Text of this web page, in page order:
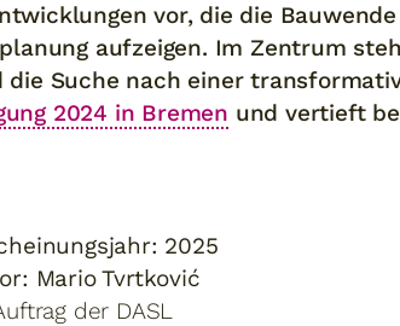
vor, die die Bauwende
aufzeigen. Im Zentrum
Suche nach einer
2024 in Bremen und vertieft
2025
Mario Tvrtković
der DASL